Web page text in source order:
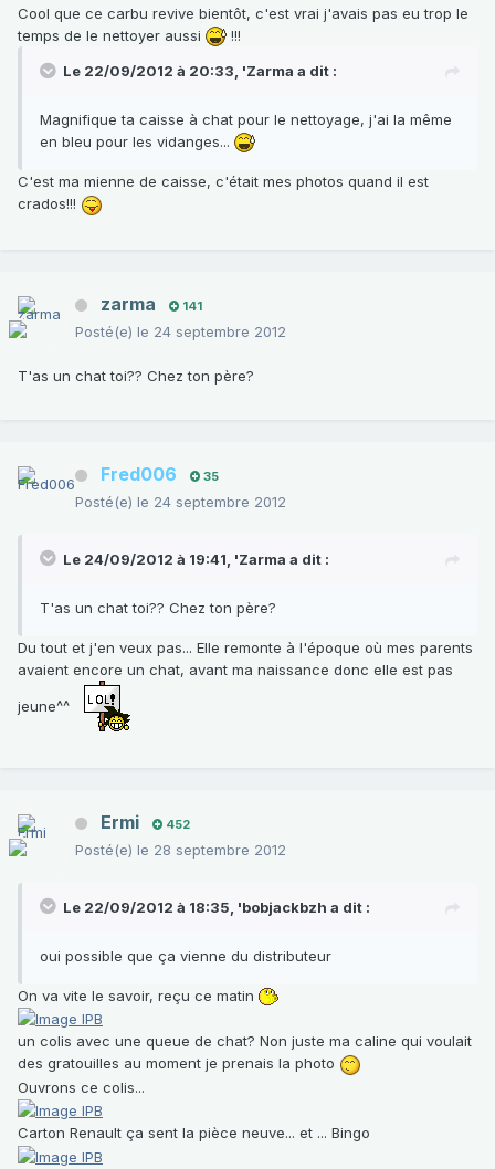
Cool que ce carbu revive bientôt, c'est vrai j'avais pas eu trop le
temps de le nettoyer aussi
!!!
Le 22/09/2012 à 20:33, 'Zarma a dit :
Magnifique ta caisse à chat pour le nettoyage, j'ai la même
en bleu pour les vidanges...
C'est ma mienne de caisse, c'était mes photos quand il est
crados!!!
zarma 141
Posté(e) le 24 septembre 2012
T'as un chat toi?? Chez ton père?
Fred006 35
Posté(e) le 24 septembre 2012
Le 24/09/2012 à 19:41, 'Zarma a dit :
T'as un chat toi?? Chez ton père?
Du tout et j'en veux pas... Elle remonte à l'époque où mes parents
avaient encore un chat, avant ma naissance donc elle est pas
jeune^^
Ermi 452
Posté(e) le 28 septembre 2012
Le 22/09/2012 à 18:35, 'bobjackbzh a dit :
oui possible que ça vienne du distributeur
On va vite le savoir, reçu ce matin
un colis avec une queue de chat? Non juste ma caline qui voulait
des gratouilles au moment je prenais la photo
Ouvrons ce colis...
Carton Renault ça sent la pièce neuve... et ... Bingo